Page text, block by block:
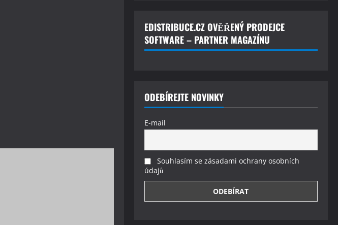
EDISTRIBUCE.CZ OVĚŘENÝ PRODEJCE
SOFTWARE – PARTNER MAGAZÍNU
ODEBÍREJTE NOVINKY
E-mail
Souhlasím se zásadami ochrany osobních
údajů